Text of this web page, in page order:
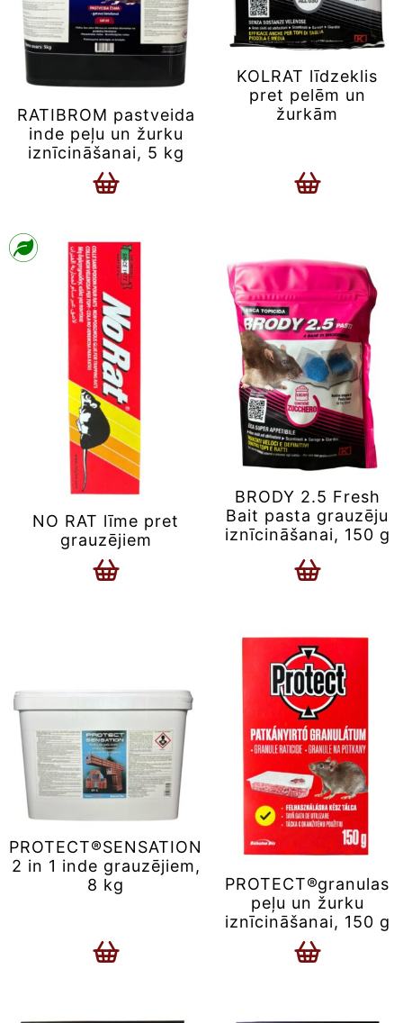
RATIBROM pastveida
inde peļu un žurku
iznīcināšanai, 5 kg
KOLRAT līdzeklis
pret pelēm un
žurkām
NO RAT līme pret
grauzējiem
BRODY 2.5 Fresh
Bait pasta grauzēju
iznīcināšanai, 150 g
PROTECT®SENSATION
2 in 1 inde grauzējiem,
8 kg
PROTECT®granulas
peļu un žurku
iznīcināšanai, 150 g